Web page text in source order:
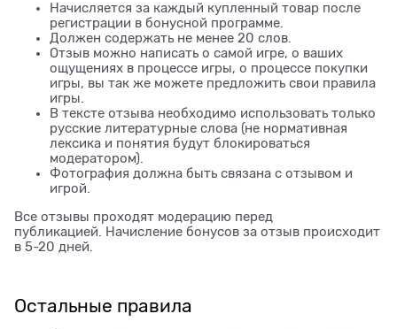
Начисляется за каждый купленный товар после
регистрации в бонусной программе.
Должен содержать не менее 20 слов.
Отзыв можно написать о самой игре, о ваших
ощущениях в процессе игры, о процессе покупки
игры, вы так же можете предложить свои правила
игры.
В тексте отзыва необходимо использовать только
русские литературные слова (не нормативная
лексика и понятия будут блокироваться
модератором).
Фотография должна быть связана с отзывом и
игрой.
Все отзывы проходят модерацию перед
публикацией. Начисление бонусов за отзыв происходит
в 5-20 дней.
Остальные правила